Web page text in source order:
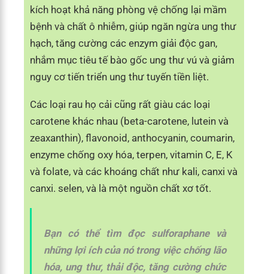
kích hoạt khả năng phòng vệ chống lại mầm
bệnh và chất ô nhiễm, giúp ngăn ngừa ung thư
hạch, tăng cường các enzym giải độc gan,
nhắm mục tiêu tế bào gốc ung thư vú và giảm
nguy cơ tiến triển ung thư tuyến tiền liệt.
Các loại rau họ cải cũng rất giàu các loại
carotene khác nhau (beta-carotene, lutein và
zeaxanthin), flavonoid, anthocyanin, coumarin,
enzyme chống oxy hóa, terpen, vitamin C, E, K
và folate, và các khoáng chất như kali, canxi và
canxi. selen, và là một nguồn chất xơ tốt.
Bạn có thể tìm đọc sulforaphane và
những lợi ích của nó trong việc chống lão
hóa, ung thư, thải độc, tăng cường chức